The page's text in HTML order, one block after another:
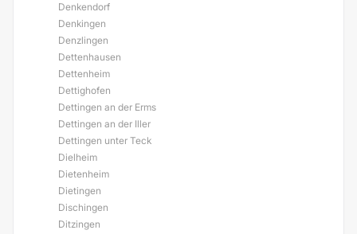
Denkendorf
Denkingen
Denzlingen
Dettenhausen
Dettenheim
Dettighofen
Dettingen an der Erms
Dettingen an der Iller
Dettingen unter Teck
Dielheim
Dietenheim
Dietingen
Dischingen
Ditzingen